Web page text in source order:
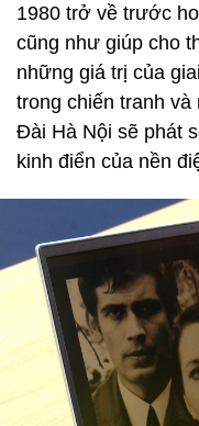
1980 trở về trước
cũng như giúp cho
những giá trị của
trong chiến tranh
Đài Hà Nội sẽ phát
kinh điển của nền